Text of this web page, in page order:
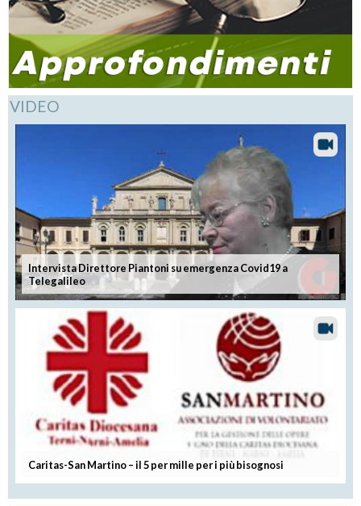
VIDEO
Intervista Direttore Piantoni su emergenza Covid19 a
Telegalileo
Caritas-San Martino – il 5 per mille per i più bisognosi